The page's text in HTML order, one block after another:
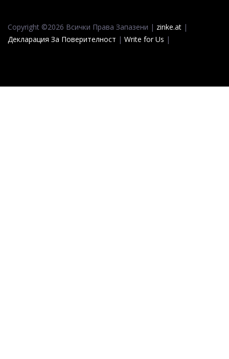
Copyright ©2026 Всички Права Запазени | zinke.at |
Декларация За Поверителност | Write for Us |